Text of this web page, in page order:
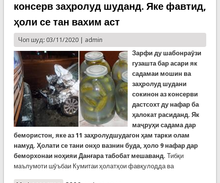
консерв заҳролуд шуданд. Яке фавтид,
ҳоли се тан вахим аст
Чоп шуд: 03/11/2020 | admin
Зарфи ду шабонраӯзи
гузашта бар асари як
садамаи мошин ва
заҳролуд шудани
сокинон аз консерви
дастсохт ду нафар ба
ҳалокат расиданд. Як
маҷруҳи садама дар
бемористон, яке аз 11 заҳролудшудагон ҳам тарки олам
намуд. Ҳолати се тани онҳо вазнин буда, ҳоло 9 нафар дар
беморхонаи ноҳияи Данғара табобат мешаванд. Тибқи
маълумоти шӯъбаи Кумитаи ҳолатҳои фавқулодда ва